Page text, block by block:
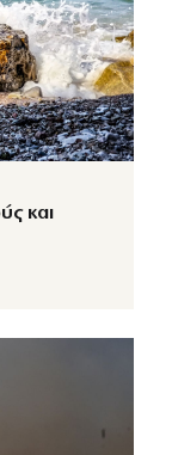
και